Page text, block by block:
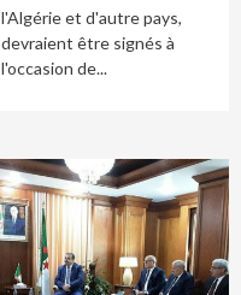
l'Algérie et d'autre pays,
devraient être signés à
l'occasion de...